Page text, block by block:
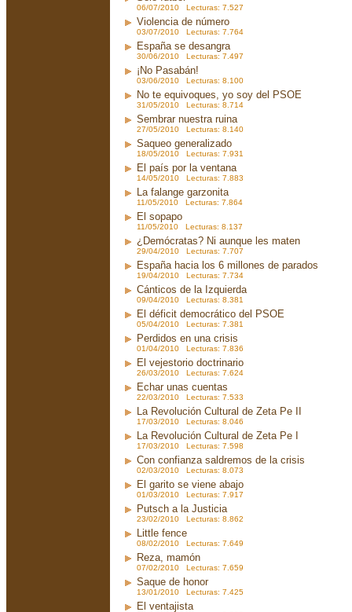
06/07/2010 Lecturas: 7.527
Violencia de número
03/07/2010 Lecturas: 7.764
España se desangra
30/06/2010 Lecturas: 7.497
¡No Pasabán!
03/06/2010 Lecturas: 8.100
No te equivoques, yo soy del PSOE
31/05/2010 Lecturas: 8.714
Sembrar nuestra ruina
27/05/2010 Lecturas: 8.140
Saqueo generalizado
18/05/2010 Lecturas: 7.931
El país por la ventana
14/05/2010 Lecturas: 7.883
La falange garzonita
11/05/2010 Lecturas: 7.864
El sopapo
11/05/2010 Lecturas: 8.137
¿Demócratas? Ni aunque les maten
29/04/2010 Lecturas: 7.707
España hacia los 6 millones de parados
19/04/2010 Lecturas: 7.734
Cánticos de la Izquierda
09/04/2010 Lecturas: 8.381
El déficit democrático del PSOE
05/04/2010 Lecturas: 7.381
Perdidos en una crisis
01/04/2010 Lecturas: 7.836
El vejestorio doctrinario
26/03/2010 Lecturas: 7.624
Echar unas cuentas
22/03/2010 Lecturas: 7.533
La Revolución Cultural de Zeta Pe II
17/03/2010 Lecturas: 8.046
La Revolución Cultural de Zeta Pe I
17/03/2010 Lecturas: 7.598
Con confianza saldremos de la crisis
02/03/2010 Lecturas: 8.073
El garito se viene abajo
01/03/2010 Lecturas: 7.917
Putsch a la Justicia
23/02/2010 Lecturas: 8.862
Little fence
08/02/2010 Lecturas: 7.649
Reza, mamón
07/02/2010 Lecturas: 7.659
Saque de honor
13/01/2010 Lecturas: 7.425
El ventajista